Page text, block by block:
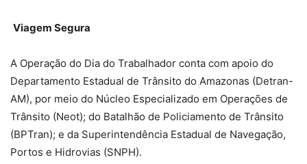
Viagem Segura
A Operação do Dia do Trabalhador conta com apoio do
Departamento Estadual de Trânsito do Amazonas (Detran-
AM), por meio do Núcleo Especializado em Operações de
Trânsito (Neot); do Batalhão de Policiamento de Trânsito
(BPTran); e da Superintendência Estadual de Navegação,
Portos e Hidrovias (SNPH).